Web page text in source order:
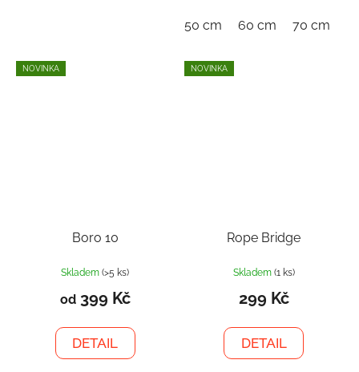
50 cm 60 cm 70 cm
NOVINKA
Boro 10
Skladem(>5 ks)
od399 Kč
DETAIL
NOVINKA
Rope Bridge
Skladem (1 ks)
299 Kč
DETAIL